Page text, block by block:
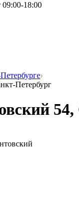
18:00
Петербург
54,